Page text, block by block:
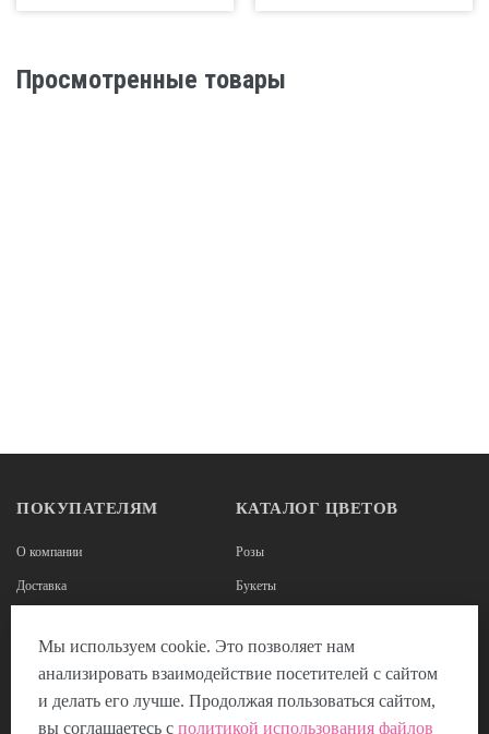
Просмотренные товары
ПОКУПАТЕЛЯМ
О компании
Доставка
Наши реквизиты
КАТАЛОГ ЦВЕТОВ
Розы
Букеты
Цветы в коробках
Мы используем cookie. Это позволяет нам
анализировать взаимодействие посетителей с сайтом
и делать его лучше. Продолжая пользоваться сайтом,
вы соглашаетесь с политикой использования файлов